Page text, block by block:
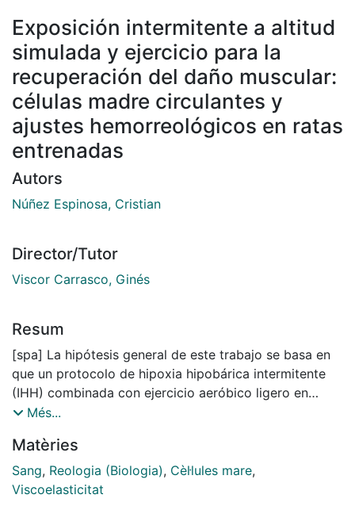
Exposición intermitente a altitud
simulada y ejercicio para la
recuperación del daño muscular:
células madre circulantes y
ajustes hemorreológicos en ratas
entrenadas
Autors
Núñez Espinosa, Cristian
Director/Tutor
Viscor Carrasco, Ginés
Resum
[spa] La hipótesis general de este trabajo se basa en
que un protocolo de hipoxia hipobárica intermitente
(IHH) combinada con ejercicio aeróbico ligero en
normoxia, puede tener un efecto beneficioso en la
contribuir a una recuperación más rápida en este tipo
de lesiones. Sin embargo, el conocido efecto
hematopoyético de la exposición a hipoxia y del
Més...
Matèries
Sang, Reologia (Biologia), Cèl·lules mare,
Viscoelasticitat